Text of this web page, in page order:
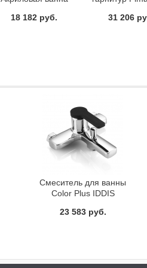
18 182 руб.
хром
31 206
Смеситель для ванны
Color Plus IDDIS
23 583 руб.